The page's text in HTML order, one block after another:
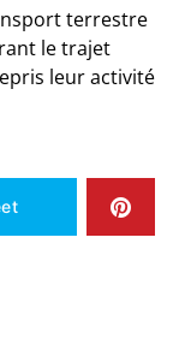
terrestre
le trajet
leur activité